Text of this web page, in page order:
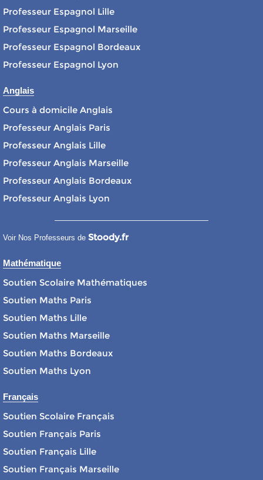
Professeur Espagnol Lille
Professeur Espagnol Marseille
Professeur Espagnol Bordeaux
Professeur Espagnol Lyon
Anglais
Cours à domicile Anglais
Professeur Anglais Paris
Professeur Anglais Lille
Professeur Anglais Marseille
Professeur Anglais Bordeaux
Professeur Anglais Lyon
Voir Nos Professeurs de Stoody.fr
Mathématique
Soutien Scolaire Mathématiques
Soutien Maths Paris
Soutien Maths Lille
Soutien Maths Marseille
Soutien Maths Bordeaux
Soutien Maths Lyon
Français
Soutien Scolaire Français
Soutien Français Paris
Soutien Français Lille
Soutien Français Marseille